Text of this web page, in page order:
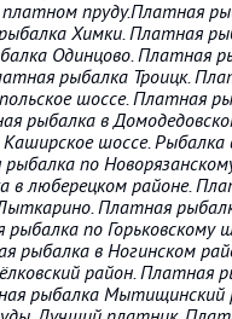
пруду.Платная
Химки. Платная
Одинцово. Платная
рыбалка Троицк.
шоссе. Платная
рыбалка в
шоссе. Рыбалка
по
люберецком районе.
Платная
по Горьковскому
рыбалка в Ногинском
район. Платная
рыбалка Мытищинский